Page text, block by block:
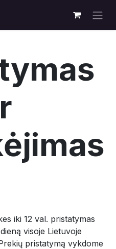
iki 12 val. pristatymas
visoje Lietuvoje
pristatymą vykdome